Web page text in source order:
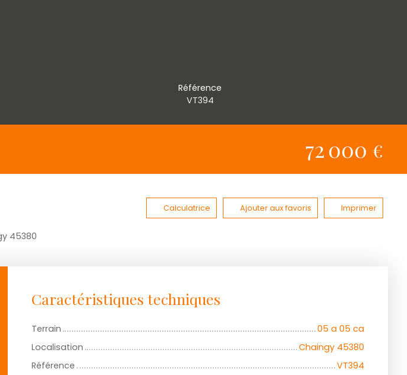
Référence
VT394
72 000 €
Calculatrice Ajouter aux favoris Imprimer
45380
Caractéristiques techniques
Terrain
05 a 05 ca
Localisation
Chaingy 45380
Référence
VT394